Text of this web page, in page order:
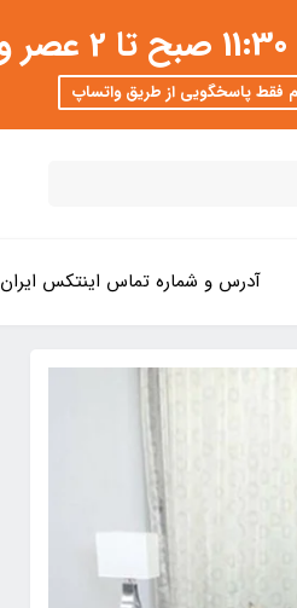
فقط پاسخگویی از طریق واتساپ
آدرس و شماره تماس اینتکس ایران